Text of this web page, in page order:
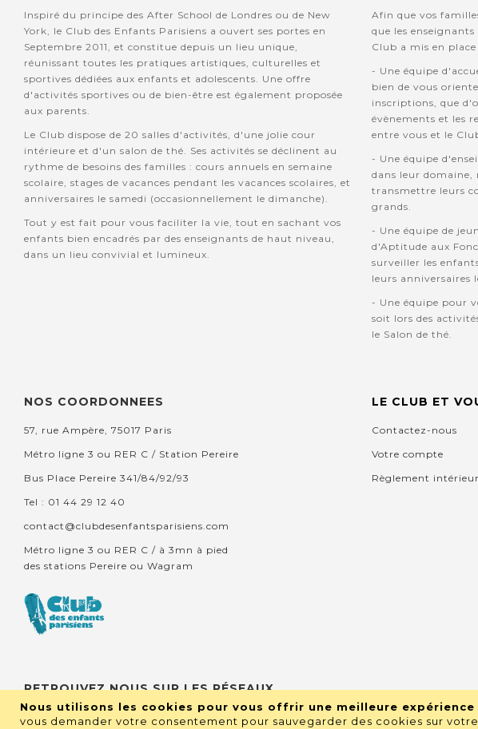
Nous utilisons les cookies pour vous offrir une meilleure
vous demander votre consentement pour sauvegarder des cookies sur
Inspiré du principe des After School de Londres ou de New
York, le Club des Enfants Parisiens a ouvert ses portes en
Septembre 2011, et constitue depuis un lieu unique,
réunissant toutes les pratiques artistiques, culturelles et
sportives dédiées aux enfants et adolescents. Une offre
d'activités sportives ou de bien-être est également proposée
aux parents.
Le Club dispose de 20 salles d'activités, d'une jolie cour
intérieure et d'un salon de thé. Ses activités se déclinent au
rythme de besoins des familles : cours annuels en semaine
scolaire, stages de vacances pendant les vacances scolaires, et
anniversaires le samedi (occasionnellement le dimanche).
Tout y est fait pour vous faciliter la vie, tout en sachant vos
enfants bien encadrés par des enseignants de haut niveau,
dans un lieu convivial et lumineux.
Afin que vos
que les
Club a mis en
- Une équipe
bien de vous
inscriptions, que
évènements et les
entre vous et le
- Une équipe
dans leur
transmettre leurs
grands.
- Une équipe de
d'Aptitude aux
surveiller les
leurs anniversaires
- Une équipe pour
soit lors des
le Salon de thé.
NOS COORDONNEES
57, rue Ampère, 75017 Paris
Métro ligne 3 ou RER C / Station Pereire
Bus Place Pereire 341/84/92/93
Tel : 01 44 29 12 40
contact@clubdesenfantsparisiens.com
Métro ligne 3 ou RER C / à 3mn à pied
des stations Pereire ou Wagram
LE CLUB ET
Contactez-nous
Votre compte
Règlement
RETROUVEZ NOUS SUR LES RÉSEAUX